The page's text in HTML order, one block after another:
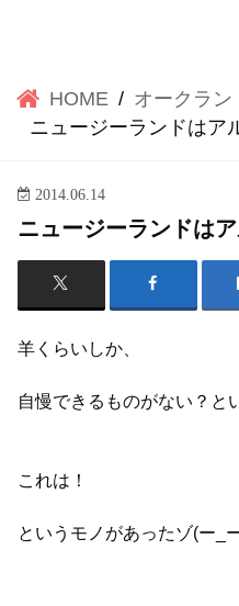
HOME
オークラン
ニュージーランドはア
2014.06.14
ニュージーランドは
羊くらいしか、
自慢できるものがない？と
これは！
というモノがあったゾ(ー_